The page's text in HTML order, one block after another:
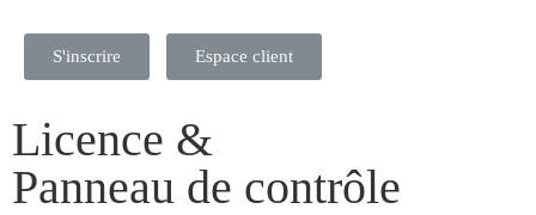
S'inscrire Espace client
Licence &
Panneau de contrôle